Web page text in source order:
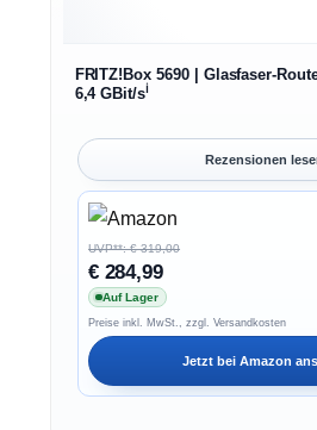
FRITZ!Box 5690 | Glasfaser-
6,4 GBit/sℹ︎
Rezensionen
Ersparnis 11%
UVP**: € 319,00
€ 284,99
Auf Lager
Preise inkl. MwSt., zzgl. Versandkosten
Jetzt bei Amazon